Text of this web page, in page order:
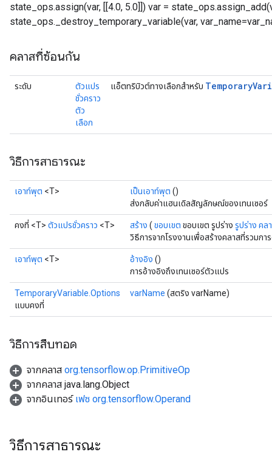
state_ops.assign(var, [[4.0, 5.0]]) var =
state_ops._destroy_temporary_variable(var,
คลาสที่ซ้อนกัน
ระดับ
ตัวแปร
ชั่วคราว
ตัว
เลือก
แอ็ตทริบิวต์ทางเลือกสำหรับ Temporary
วิธีการสาธารณะ
เอาท์พุต <T> เป็นเอาท์พุต ()
ส่งกลับค่าแฮนเดิลสัญลักษณ์ของเทนเซอร์
คงที่ <T> ตัวแปรชั่วคราว <T> สร้าง ( ขอบเขต ขอบเขต รูปร่าง รูปร่าง คล
วิธีการจากโรงงานเพื่อสร้างคลาสที่รวมก
เอาท์พุต <T> อ้างอิง ()
การอ้างอิงถึงเทนเซอร์ตัวแปร
TemporaryVariable.Options
แบบคงที่
varName (สตริง varName)
วิธีการสืบทอด
จากคลาส org.tensorflow.op.PrimitiveOp
จากคลาส java.lang.Object
จากอินเทอร์ เฟซ org.tensorflow.Operand
วิธีการสาธารณะ